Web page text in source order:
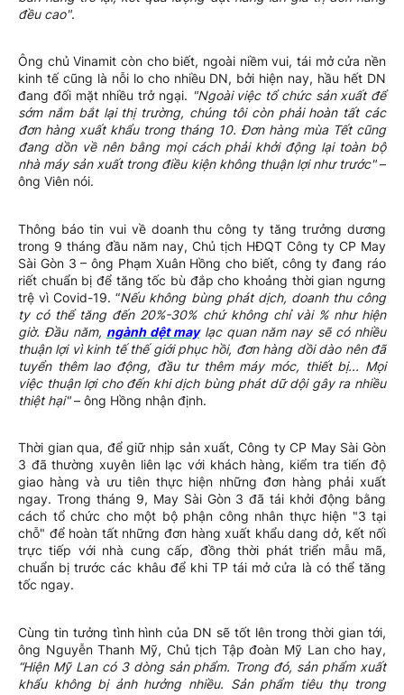
đều cao".
Ông chủ Vinamit còn cho biết, ngoài niềm vui, tái mở cửa nền
kinh tế cũng là nỗi lo cho nhiều DN, bởi hiện nay, hầu hết DN
đang đối mặt nhiều trở ngại. "Ngoài việc tổ chức sản xuất để
sớm nắm bắt lại thị trường, chúng tôi còn phải hoàn tất các
đơn hàng xuất khẩu trong tháng 10. Đơn hàng mùa Tết cũng
đang dồn về nên bằng mọi cách phải khởi động lại toàn bộ
nhà máy sản xuất trong điều kiện không thuận lợi như trước"–
ông Viên nói.
Thông báo tin vui về doanh thu công ty tăng trưởng dương
trong 9 tháng đầu năm nay, Chủ tịch HĐQT Công ty CP May
Sài Gòn 3 – ông Phạm Xuân Hồng cho biết, công ty đang ráo
riết chuẩn bị để tăng tốc bù đắp cho khoảng thời gian ngưng
trệ vì Covid-19. “Nếu không bùng phát dịch, doanh thu công
ty có thể tăng đến 20%-30% chứ không chỉ vài % như hiện
giờ. Đầu năm, ngành dệt maylạc quan năm nay sẽ có nhiều
thuận lợi vì kinh tế thế giới phục hồi, đơn hàng dồi dào nên đã
tuyển thêm lao động, đầu tư thêm máy móc, thiết bị... Mọi
việc thuận lợi cho đến khi dịch bùng phát dữ dội gây ra nhiều
thiệt hại"– ông Hồng nhận định.
Thời gian qua, để giữ nhịp sản xuất, Công ty CP May Sài Gòn
3 đã thường xuyên liên lạc với khách hàng, kiểm tra tiến độ
giao hàng và ưu tiên thực hiện những đơn hàng phải xuất
ngay. Trong tháng 9, May Sài Gòn 3 đã tái khởi động bằng
cách tổ chức cho một bộ phận công nhân thực hiện "3 tại
chỗ" để hoàn tất những đơn hàng xuất khẩu dang dở, kết nối
trực tiếp với nhà cung cấp, đồng thời phát triển mẫu mã,
chuẩn bị trước các khâu để khi TP tái mở cửa là có thể tăng
tốc ngay.
Cùng tin tưởng tình hình của DN sẽ tốt lên trong thời gian tới,
ông Nguyễn Thanh Mỹ, Chủ tịch Tập đoàn Mỹ Lan cho hay,
“Hiện Mỹ Lan có 3 dòng sản phẩm. Trong đó, sản phẩm xuất
khẩu không bị ảnh hưởng nhiều. Sản phẩm tiêu thụ trong